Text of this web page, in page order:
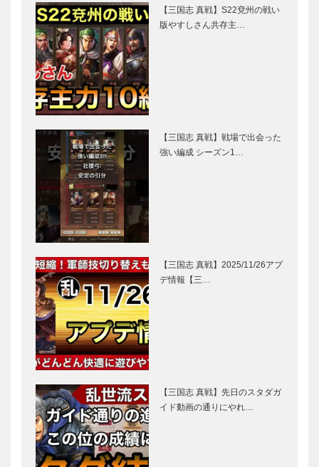
【三国志 真戦】S22兗州の戦い
版やすしさん共存主…
【三国志 真戦】戦場で出会った
強い編成 シーズン1…
【三国志 真戦】2025/11/26アプ
デ情報【三…
【三国志 真戦】先日のスタダガ
イド動画の通りにやれ…